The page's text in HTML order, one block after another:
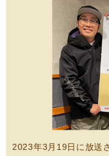
2023年3月19日に放送